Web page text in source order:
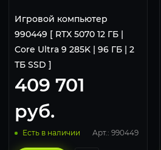
Игровой компьютер
990449 [ RTX 5070 12 ГБ |
Core Ultra 9 285K | 96 ГБ | 2
ТБ SSD ]
409 701
руб.
Есть в наличии Арт.: 990449